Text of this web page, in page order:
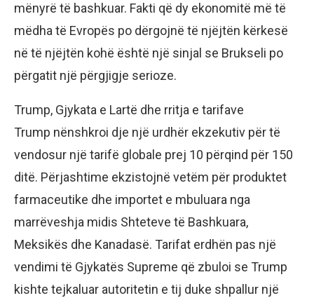
mënyrë të bashkuar. Fakti që dy ekonomitë më të
mëdha të Evropës po dërgojnë të njëjtën kërkesë
në të njëjtën kohë është një sinjal se Brukseli po
përgatit një përgjigje serioze.
Trump, Gjykata e Lartë dhe rritja e tarifave
Trump nënshkroi dje një urdhër ekzekutiv për të
vendosur një tarifë globale prej 10 përqind për 150
ditë. Përjashtime ekzistojnë vetëm për produktet
farmaceutike dhe importet e mbuluara nga
marrëveshja midis Shteteve të Bashkuara,
Meksikës dhe Kanadasë. Tarifat erdhën pas një
vendimi të Gjykatës Supreme që zbuloi se Trump
kishte tejkaluar autoritetin e tij duke shpallur një